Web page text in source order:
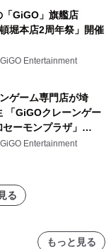
GiGO」旗艦店
堀本店2周年祭」開催
Entertainment
ゲーム専門店が埼
「GiGOクレーンゲー
ーモンプラザ」
)10時グランドオープ
Entertainment
る
もっと見る